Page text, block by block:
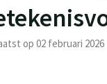
op 02 februari 2026